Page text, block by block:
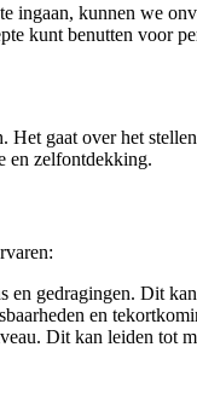
kunnen we
kunt benutten voor
gaat over het
en zelfontdekking.
gedragingen. Dit
en
Dit kan leiden tot